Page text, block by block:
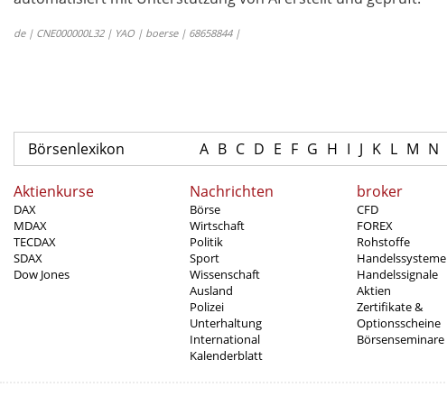
de | CNE000000L32 | YAO | boerse | 68658844 |
Börsenlexikon A B C D E F G H I J K L M N
Aktienkurse
DAX
MDAX
TECDAX
SDAX
Dow Jones
Nachrichten
Börse
Wirtschaft
Politik
Sport
Wissenschaft
Ausland
Polizei
Unterhaltung
International
Kalenderblatt
broker
CFD
FOREX
Rohstoffe
Handelssysteme
Handelssignale
Aktien
Zertifikate &
Optionsscheine
Börsenseminare